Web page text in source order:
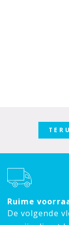
Ruime
De volgende